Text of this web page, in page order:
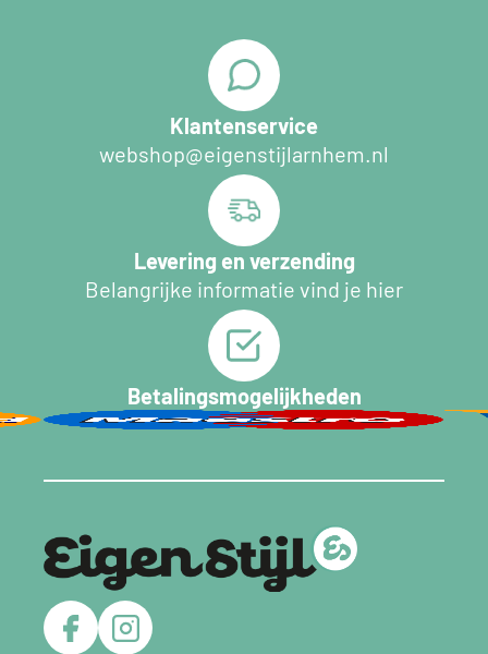
Klantenservice
webshop@eigenstijlarnhem.nl
Levering en verzending
Belangrijke informatie vind je hier
Betalingsmogelijkheden